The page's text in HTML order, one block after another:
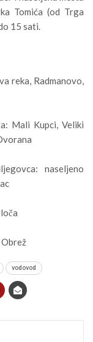
Tomića (od Trga
15 sati.
reka, Radmanovo,
Mali Kupci, Veliki
naseljeno
vodovod